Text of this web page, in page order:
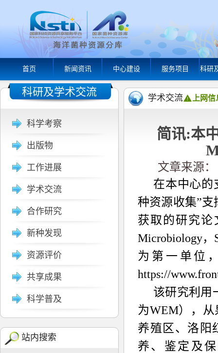
首页 新闻资讯 中心建设 服务项目 科研
科研及学术交流
科学考察
出版物
工作进展
学术交流
合作研究
新种发现
资源评价
共享成果
科学普及
站内搜索
学术交流 上网
简讯:本
文章来源：
在本中心的
种资源收集”
获取的研究
Microbiology，
为第一单位
https://
该研究利用
为WEM），从
养殖区、洛阳
养、鉴定及